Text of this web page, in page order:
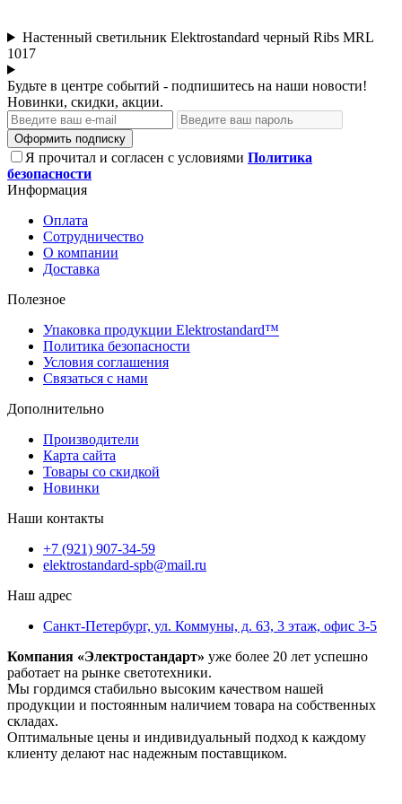
Настенный светильник Elektrostandard черный Ribs MRL
1017
Будьте в центре событий - подпишитесь на наши новости!
Новинки, скидки, акции.
Оформить подписку
Я прочитал и согласен с условиями Политика
безопасности
Информация
Оплата
Сотрудничество
О компании
Доставка
Полезное
Упаковка продукции Elektrostandard™
Политика безопасности
Условия соглашения
Связаться с нами
Дополнительно
Производители
Карта сайта
Товары со скидкой
Новинки
Наши контакты
+7 (921) 907-34-59
elektrostandard-spb@mail.ru
Наш адрес
Санкт-Петербург, ул. Коммуны, д. 63, 3 этаж, офис 3-5
Компания «Электростандарт» уже более 20 лет успешно
работает на рынке светотехники.
Мы гордимся стабильно высоким качеством нашей
продукции и постоянным наличием товара на собственных
складах.
Оптимальные цены и индивидуальный подход к каждому
клиенту делают нас надежным поставщиком.